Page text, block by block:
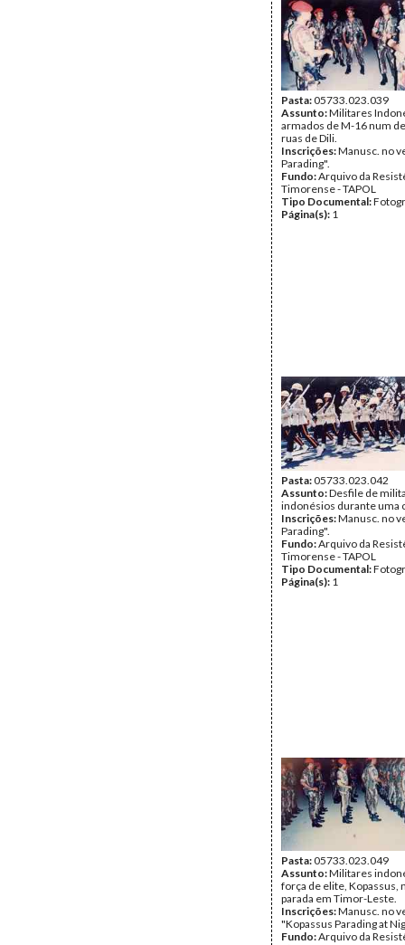
Pasta:05733.023.039
Assunto:Militares
armados de M-16 num
ruas de Dili.
Inscrições:Manusc. no
Parading".
Fundo:Arquivo da
Timorense - TAPOL
Tipo Documental:
Página(s): 1
Pasta:05733.023.042
Assunto:Desfile de
indonésios durante uma
Inscrições:Manusc. no
Parading".
Fundo:Arquivo da
Timorense - TAPOL
Tipo Documental:
Página(s): 1
Pasta:05733.023.049
Assunto:Militares
força de elite, Kopassus,
parada em Timor-Leste.
Inscrições:Manusc. no
"Kopassus Parading at
Fundo:Arquivo da